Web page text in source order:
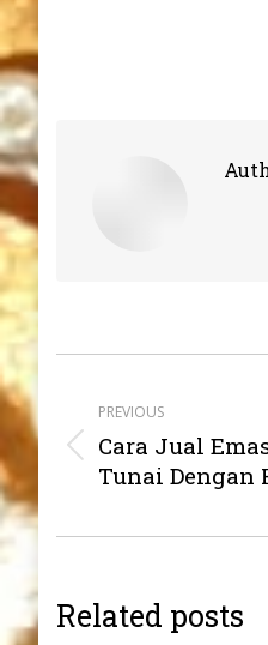
navigation
PREVIOUS
Previous
post:
Cara Jual
Tunai Dengan
Related posts